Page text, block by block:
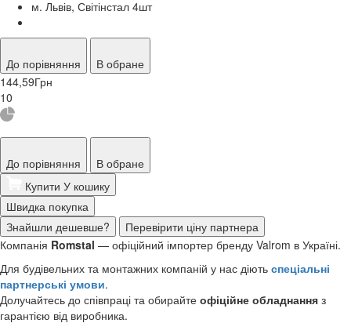
м. Львів, Світінстал 4шт
До порівняння
В обране
144,59Грн
10
До порівняння
В обране
Купити У кошику
Швидка покупка
Знайшли дешевше?
Перевірити ціну партнера
Компанія Romstal — офіційний імпортер бренду Valrom в Україні.
Для будівельних та монтажних компаній у нас діють спеціальні
партнерські умови.
Долучайтесь до співпраці та обирайте офіційне обладнання з
гарантією від виробника.